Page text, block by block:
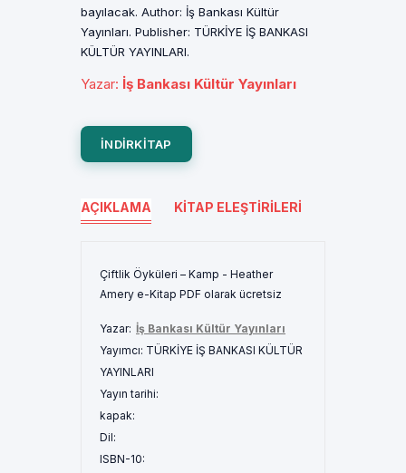
bayılacak. Author: İş Bankası Kültür
Yayınları. Publisher: TÜRKİYE İŞ BANKASI
KÜLTÜR YAYINLARI.
Yazar: İş Bankası Kültür Yayınları
INDIRKITAP
AÇIKLAMA KITAP ELEŞTIRILERI
Çiftlik Öyküleri – Kamp - Heather
Amery e-Kitap PDF olarak ücretsiz
Yazar: İş Bankası Kültür Yayınları
Yayımcı: TÜRKİYE İŞ BANKASI KÜLTÜR
YAYINLARI
Yayın tarihi:
kapak:
Dil:
ISBN-10: